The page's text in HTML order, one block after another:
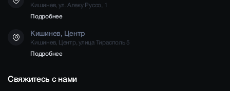
Кишинев, ул. Алеку Руссо, 1
Подробнее
Кишинев, Центр
Кишинев, Центр, улица Тирасполь 5
Подробнее
Свяжитесь с нами